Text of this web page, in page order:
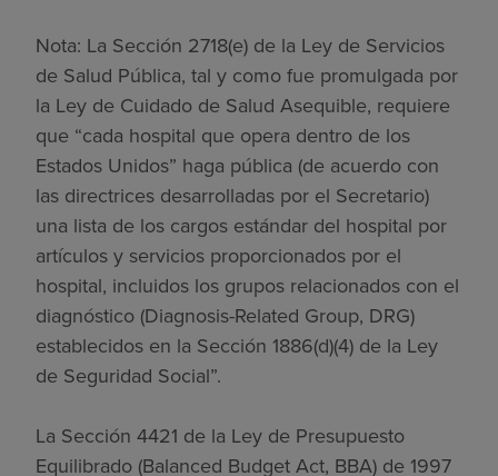
Nota: La Sección 2718(e) de la Ley de Servicios
de Salud Pública, tal y como fue promulgada por
la Ley de Cuidado de Salud Asequible, requiere
que “cada hospital que opera dentro de los
Estados Unidos” haga pública (de acuerdo con
las directrices desarrolladas por el Secretario)
una lista de los cargos estándar del hospital por
artículos y servicios proporcionados por el
hospital, incluidos los grupos relacionados con el
diagnóstico (Diagnosis-Related Group, DRG)
establecidos en la Sección 1886(d)(4) de la Ley
de Seguridad Social”.
La Sección 4421 de la Ley de Presupuesto
Equilibrado (Balanced Budget Act, BBA) de 1997